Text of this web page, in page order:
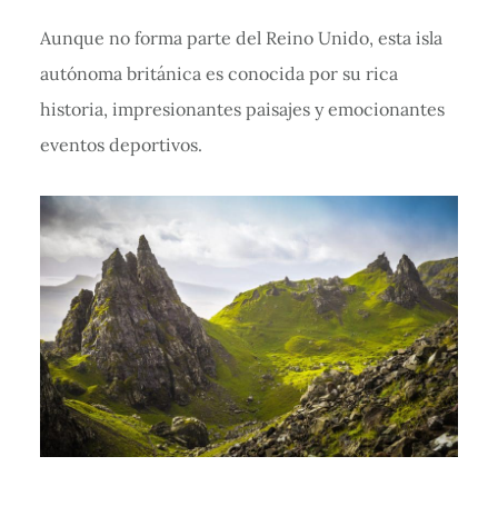
Aunque no forma parte del Reino Unido, esta isla
autónoma británica es conocida por su rica
historia, impresionantes paisajes y emocionantes
eventos deportivos.